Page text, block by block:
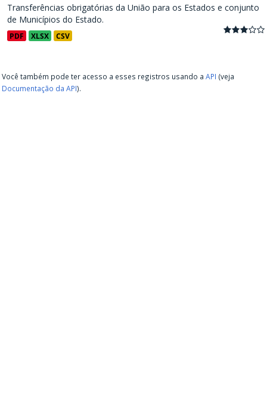
Transferências obrigatórias da União para os Estados e conjunto
de Municípios do Estado.
PDF XLSX CSV
Você também pode ter acesso a esses registros usando a API (veja
Documentação da API).